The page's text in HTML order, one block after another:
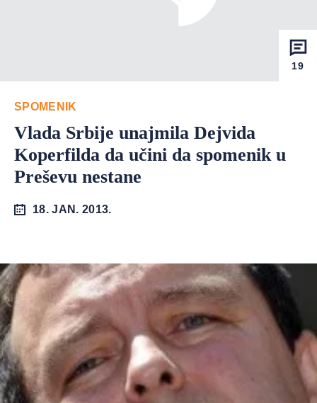
19
SPOMENIK
Vlada Srbije unajmila Dejvida
Koperfilda da učini da spomenik u
Preševu nestane
18. JAN. 2013.